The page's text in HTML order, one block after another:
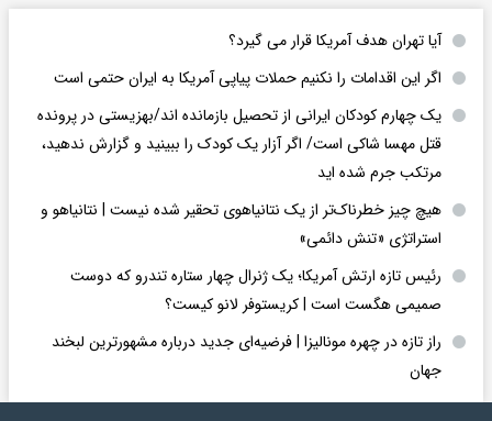
آیا تهران هدف آمریکا قرار می گیرد؟
اگر این اقدامات را نکنیم حملات پیاپی آمریکا به ایران حتمی است
یک چهارم کودکان ایرانی از تحصیل بازمانده اند/بهزیستی در پرونده
قتل مهسا شاکی است/ اگر آزار یک کودک را ببینید و گزارش ندهید،
مرتکب جرم شده اید
هیچ چیز خطرناک‌تر از یک نتانیاهوی تحقیر شده نیست | نتانیاهو و
استراتژی «تنش دائمی»
رئیس تازه ارتش آمریکا؛ یک ژنرال چهار ستاره تندرو که دوست
صمیمی هگست است | کریستوفر لانو کیست؟
راز تازه در چهره مونالیزا | فرضیه‌ای جدید درباره مشهورترین لبخند
جهان